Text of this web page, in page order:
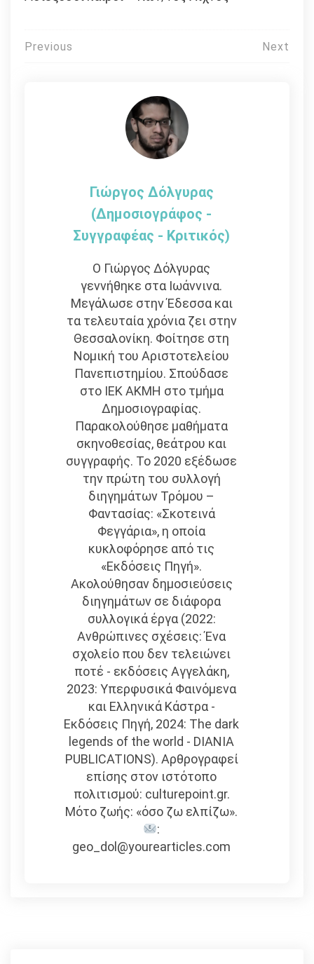
Πλοήγηση
Previous Next
Γιώργος Δόλγυρας
(Δημοσιογράφος -
Συγγραφέας - Kριτικός)
Ο Γιώργος Δόλγυρας
γεννήθηκε στα Ιωάννινα.
Μεγάλωσε στην Έδεσσα και
τα τελευταία χρόνια ζει στην
Θεσσαλονίκη. Φοίτησε στη
Νομική του Αριστοτελείου
Πανεπιστημίου. Σπούδασε
στο ΙΕΚ ΑΚΜΗ στο τμήμα
Δημοσιογραφίας.
Παρακολούθησε μαθήματα
σκηνοθεσίας, θεάτρου και
συγγραφής. Το 2020 εξέδωσε
την πρώτη του συλλογή
διηγημάτων Τρόμου –
Φαντασίας: «Σκοτεινά
Φεγγάρια», η οποία
κυκλοφόρησε από τις
«Εκδόσεις Πηγή».
Ακολούθησαν δημοσιεύσεις
διηγημάτων σε διάφορα
συλλογικά έργα (2022:
Ανθρώπινες σχέσεις: Ένα
σχολείο που δεν τελειώνει
ποτέ - εκδόσεις Αγγελάκη,
2023: Υπερφυσικά Φαινόμενα
και Ελληνικά Κάστρα -
Εκδόσεις Πηγή, 2024: The dark
legends of the world - DIANIA
PUBLICATIONS). Αρθρογραφεί
επίσης στον ιστότοπο
πολιτισμού: culturepoint.gr.
Μότο ζωής: «όσο ζω ελπίζω».
:
geo_dol@yourearticles.com